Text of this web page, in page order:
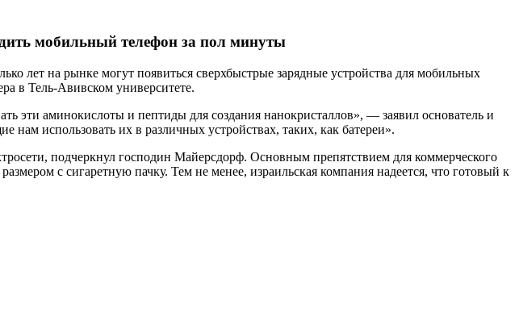
мобильный телефон за пол минуты
лет на рынке могут появиться сверхбыстрые зарядные устройства для мобильных
в Тель-Авивском университете.
эти аминокислоты и пептиды для создания нанокристаллов», — заявил основатель и
использовать их в различных устройствах, таких, как батереи».
подчеркнул господин Майерсдорф. Основным препятствием для коммерческого
с сигаретную пачку. Тем не менее, израильская компания надеется, что готовый к